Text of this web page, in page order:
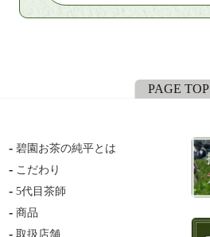
PAGE TOP
碧園お茶の純平とは
こだわり
5代目茶師
商品
取扱店舗